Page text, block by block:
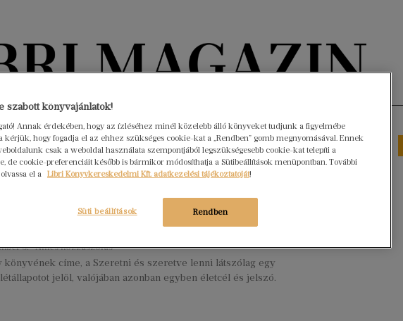
Könyvektől az olvasókig
Interjúk Beleolvasó A hónap könyvei HÍREK Libri Portré
akik arra születtek, hogy hitet
5. Nincs hozzászólás
könyvének címe, a Szeretni és szeretve lenni látszólag egy
jelöl, valójában azonban egyben életcél és jelszó.
szabott könyvajánlatok!
Annak érdekében, hogy az ízléséhez minél közelebb álló könyveket tudjunk a figyelmébe
kérjük, hogy fogadja el az ehhez szükséges cookie-kat a „Rendben” gomb megnyomásával. Ennek
csak a weboldal használata szempontjából legszükségesebb cookie-kat telepíti a
de cookie-preferenciáit később is bármikor módosíthatja a Sütibeállítások menüpontban. További
el a Libri Könyvkereskedelmi Kft. adatkezelési tájékoztatóját!
Rendben
Süti beállítások